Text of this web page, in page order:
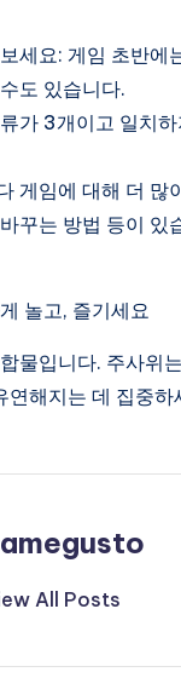
세요: 게임 초반
도 있습니다.
가 3개이고 일치
게임에 대해 더
꾸는 방법 등이
놀고, 즐기세요
물입니다. 주사위
연해지는 데 집중하
All Posts